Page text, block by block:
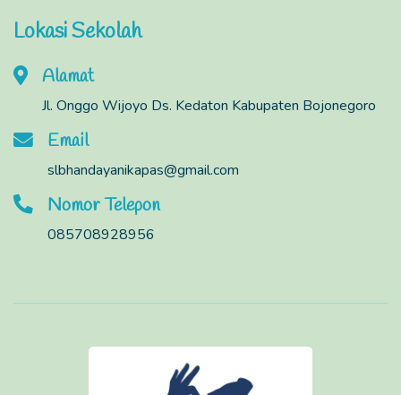
Lokasi Sekolah
Alamat
Jl. Onggo Wijoyo Ds. Kedaton Kabupaten Bojonegoro
Email
slbhandayanikapas@gmail.com
Nomor Telepon
085708928956